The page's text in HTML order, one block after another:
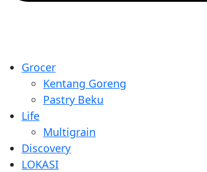
Grocer
Kentang Goreng
Pastry Beku
Life
Multigrain
Discovery
LOKASI